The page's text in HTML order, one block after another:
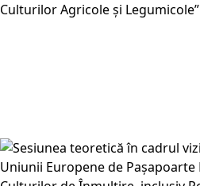
Culturilor Agricole și Legumicole”